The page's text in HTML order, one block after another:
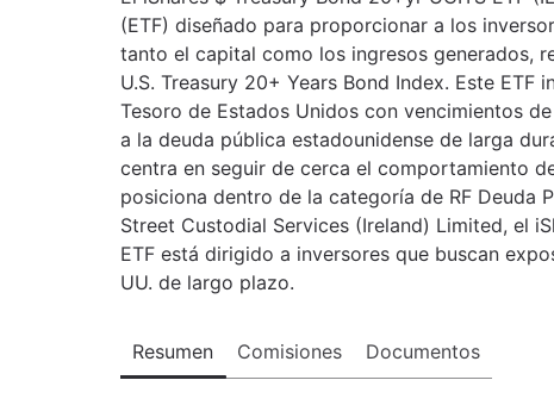
(ETF) diseñado para proporcionar a los
tanto el capital como los ingresos generados,
U.S. Treasury 20+ Years Bond Index. Este
Tesoro de Estados Unidos con vencimientos
a la deuda pública estadounidense de larga
centra en seguir de cerca el comportamiento
posiciona dentro de la categoría de RF Deuda
Street Custodial Services (Ireland) Limited, el
ETF está dirigido a inversores que buscan
UU. de largo plazo.
Resumen Comisiones Documentos